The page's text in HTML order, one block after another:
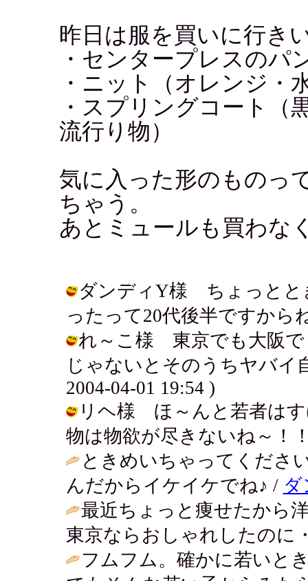
昨日は服を買いに行き
・センタープレスのパ
・ニット（オレンジ・
・スプリングコート（
流行り物）
気に入った形のものっ
ちゃう。
あとミュールも買わな
ダンディY様 ちょっと
ったって20代後半ですから
れ～こ様 東京でも大阪で
じゃないとそのうちヤバ
2004-04-01 19:54 )
リヘ様 ほ～んと若者はす
物は物欲が尽きないね～！
ときめいちゃってくださ
んだからイケイケでね♪ / ダ
最近ちょっと痩せたから
東京ならおしゃれしたのに
フムフム。確かに若いと